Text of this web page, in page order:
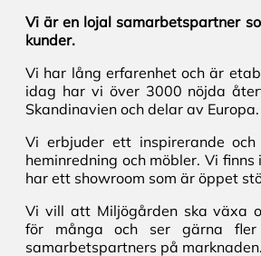
Vi är en lojal samarbetspartner
kunder.
Vi har lång erfarenhet och är
idag har vi över 3000 nöjda
Skandinavien och delar av Europa.
Vi erbjuder ett inspirerande
heminredning och möbler. Vi finns
har ett showroom som är öppet
Vi vill att Miljögården ska växa
för många och ser gärna fler
samarbetspartners på marknaden.